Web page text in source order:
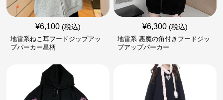
¥6,100 (税込)
地雷系ねこ耳フードジップアッ
プパーカー星柄
¥6,300 (税込)
地雷系 悪魔の角付きフードジッ
プアップパーカー